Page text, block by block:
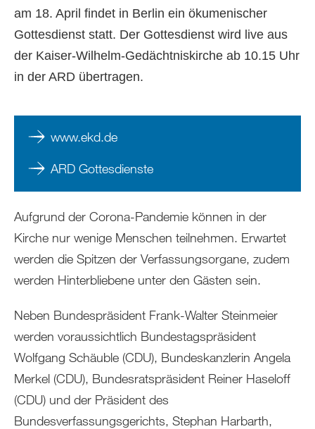
am 18. April findet in Berlin ein ökumenischer
Gottesdienst statt. Der Gottesdienst wird live aus
der Kaiser-Wilhelm-Gedächtniskirche ab 10.15 Uhr
in der ARD übertragen.
www.ekd.de
ARD Gottesdienste
Aufgrund der Corona-Pandemie können in der
Kirche nur wenige Menschen teilnehmen. Erwartet
werden die Spitzen der Verfassungsorgane, zudem
werden Hinterbliebene unter den Gästen sein.
Neben Bundespräsident Frank-Walter Steinmeier
werden voraussichtlich Bundestagspräsident
Wolfgang Schäuble (CDU), Bundeskanzlerin Angela
Merkel (CDU), Bundesratspräsident Reiner Haseloff
(CDU) und der Präsident des
Bundesverfassungsgerichts, Stephan Harbarth,